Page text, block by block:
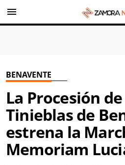
menu
BENAVENTE
La Procesión
Tinieblas de
estrena la
Memoriam